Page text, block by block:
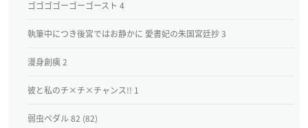
ゴゴゴゴーゴーゴースト 4
執筆中につき後宮ではお静かに 愛書妃の朱国宮廷抄 3
漫身創痍 2
彼と私のチ×チ×チャンス!! 1
弱虫ペダル 82 (82)